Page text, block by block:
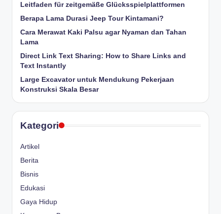
Leitfaden für zeitgemäße Glücksspielplattformen
Berapa Lama Durasi Jeep Tour Kintamani?
Cara Merawat Kaki Palsu agar Nyaman dan Tahan
Lama
Direct Link Text Sharing: How to Share Links and
Text Instantly
Large Excavator untuk Mendukung Pekerjaan
Konstruksi Skala Besar
Kategori
Artikel
Berita
Bisnis
Edukasi
Gaya Hidup